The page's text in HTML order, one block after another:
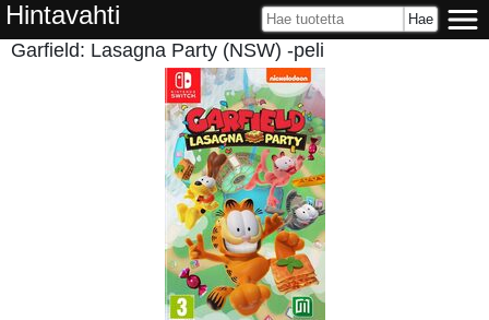
Hintavahti
Garfield: Lasagna Party (NSW) -peli